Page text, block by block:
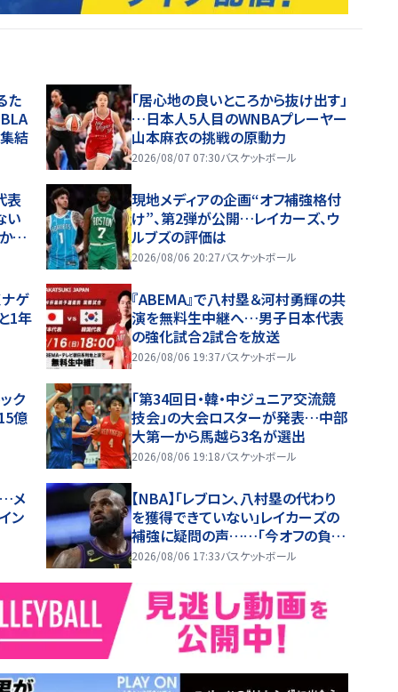
た
結
「居心地の良いところから抜け出す」
…日本人5人目のWNBAプレーヤー
山本麻衣の挑戦の原動力
2026/08/07 07:30バスケットボール
表
い
な
現地メディアの企画“オフ補強格付
け”、第2弾が公開…レイカーズ、ウ
ルブズの評価は
2026/08/06 20:27バスケットボール
ゲ
1年
『ABEMA』で八村塁＆河村勇輝の共
演を無料生中継へ…男子日本代表
の強化試合2試合を放送
2026/08/06 19:37バスケットボール
ク
億
「第34回日・韓・中ジュニア交流競
技会」の大会ロスターが発表…中部
大第一から馬越ら3名が選出
2026/08/06 19:18バスケットボール
…メ
ン
【NBA】「レブロン、八村塁の代わり
を獲得できていない」レイカーズの
補強に疑問の声……「今オフの負け
組」という指摘も
2026/08/06 17:33バスケットボール